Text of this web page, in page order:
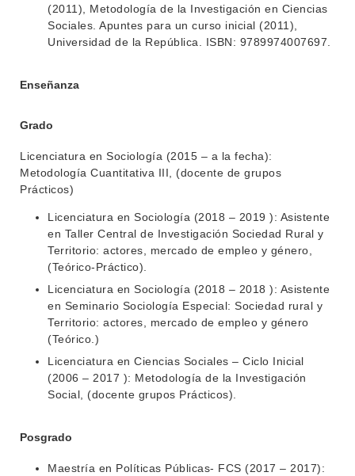
(2011), Metodología de la Investigación en Ciencias
Sociales. Apuntes para un curso inicial (2011),
Universidad de la República. ISBN: 9789974007697.
Enseñanza
Grado
Licenciatura en Sociología (2015 – a la fecha):
Metodología Cuantitativa III, (docente de grupos
Prácticos)
Licenciatura en Sociología (2018 – 2019 ): Asistente
en Taller Central de Investigación Sociedad Rural y
Territorio: actores, mercado de empleo y género,
(Teórico-Práctico).
Licenciatura en Sociología (2018 – 2018 ): Asistente
en Seminario Sociología Especial: Sociedad rural y
Territorio: actores, mercado de empleo y género
(Teórico.)
Licenciatura en Ciencias Sociales – Ciclo Inicial
(2006 – 2017 ): Metodología de la Investigación
Social, (docente grupos Prácticos).
Posgrado
Maestría en Políticas Públicas- FCS (2017 – 2017):